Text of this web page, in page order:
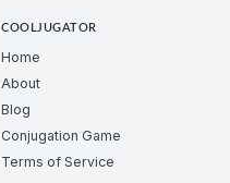
COOLJUGATOR
Home
About
Blog
Conjugation Game
Terms of Service